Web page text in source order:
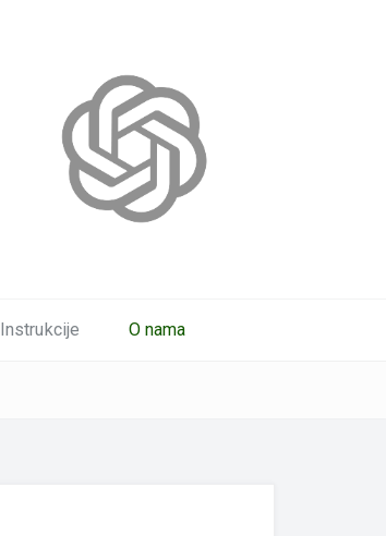
Instrukcije O nama